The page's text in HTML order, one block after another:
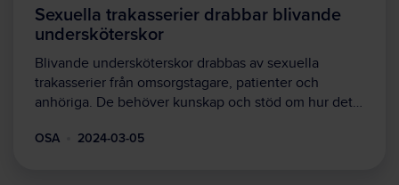
Sexuella trakasserier drabbar blivande
undersköterskor
Blivande undersköterskor drabbas av sexuella
trakasserier från omsorgstagare, patienter och
anhöriga. De behöver kunskap och stöd om hur det…
OSA 2024-03-05